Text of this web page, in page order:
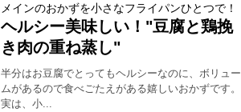
メインのおかずを小さなフライパンひとつで！
ヘルシー美味しい！"豆腐と鶏挽
き肉の重ね蒸し"
半分はお豆腐でとってもヘルシーなのに、ボリュー
ムがあるので食べごたえがある嬉しいおかずです。
実は、小...